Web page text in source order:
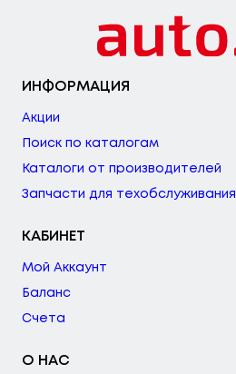
ИНФОРМАЦИЯ
Акции
Поиск по каталогам
Каталоги от производителей
Запчасти для техобслуживания
КАБИНЕТ
Мой Аккаунт
Баланс
Счета
О НАС